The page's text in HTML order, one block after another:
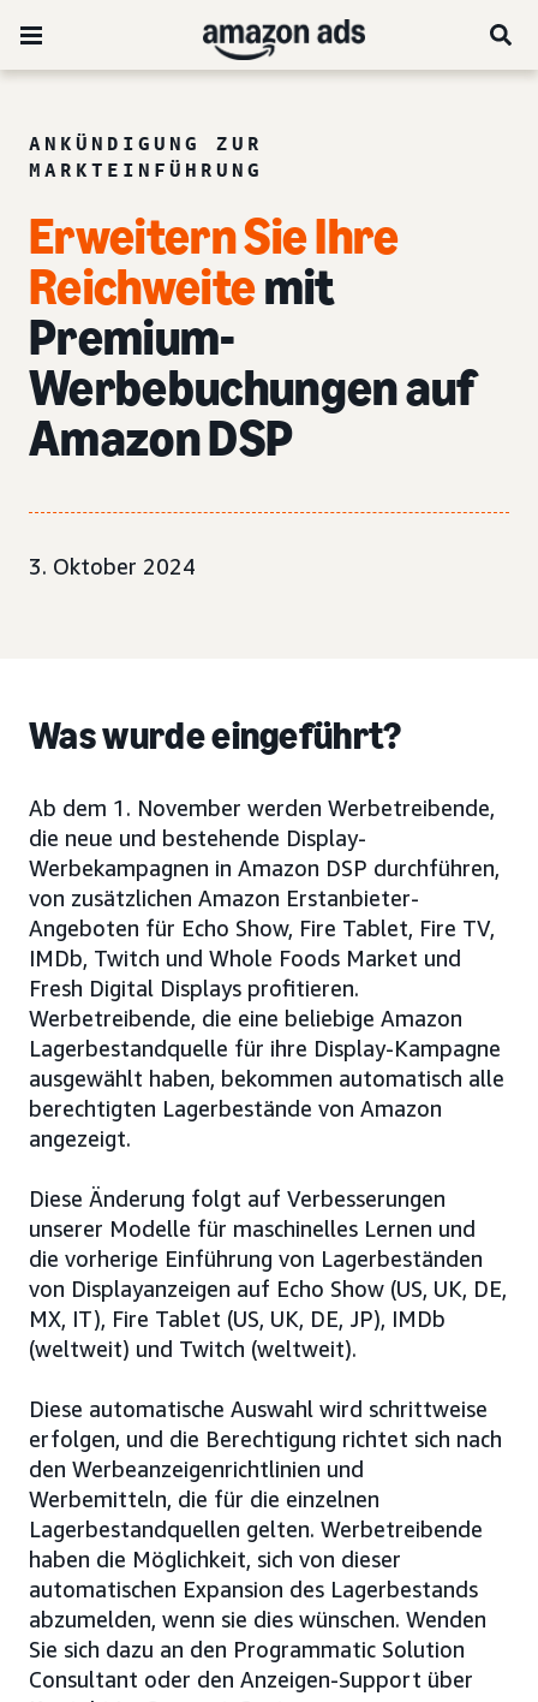
ANKÜNDIGUNG ZUR
MARKTEINFÜHRUNG
Erweitern Sie Ihre
Reichweitemit
Premium-
Werbebuchungen auf
Amazon DSP
3. Oktober 2024
Was wurde eingeführt?
Ab dem 1. November werden Werbetreibende,
die neue und bestehende Display-
Werbekampagnen in Amazon DSP durchführen,
von zusätzlichen Amazon Erstanbieter-
Angeboten für Echo Show, Fire Tablet, Fire TV,
IMDb, Twitch und Whole Foods Market und
Fresh Digital Displays profitieren.
Werbetreibende, die eine beliebige Amazon
Lagerbestandquelle für ihre Display-Kampagne
ausgewählt haben, bekommen automatisch alle
berechtigten Lagerbestände von Amazon
angezeigt.
Diese Änderung folgt auf Verbesserungen
unserer Modelle für maschinelles Lernen und
die vorherige Einführung von Lagerbeständen
von Displayanzeigen auf Echo Show (US, UK, DE,
MX, IT), Fire Tablet (US, UK, DE, JP), IMDb
(weltweit) und Twitch (weltweit).
Diese automatische Auswahl wird schrittweise
erfolgen, und die Berechtigung richtet sich nach
den Werbeanzeigenrichtlinien und
Werbemitteln, die für die einzelnen
Lagerbestandquellen gelten. Werbetreibende
haben die Möglichkeit, sich von dieser
automatischen Expansion des Lagerbestands
abzumelden, wenn sie dies wünschen. Wenden
Sie sich dazu an den Programmatic Solution
Consultant oder den Anzeigen-Support über